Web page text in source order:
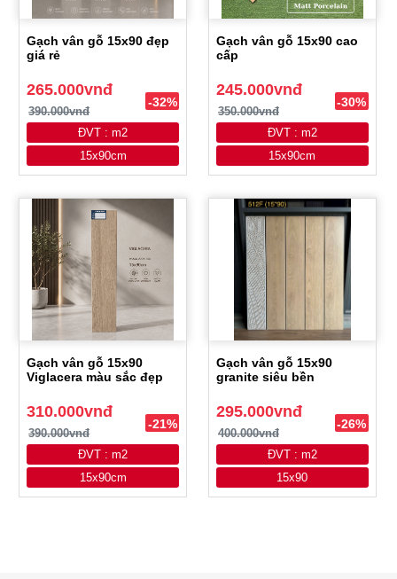
Gạch vân gỗ 15x90 đẹp
giá rẻ
265.000vnđ
390.000vnđ
-32%
ĐVT : m2
15x90cm
Gạch vân gỗ 15x90 cao
cấp
245.000vnđ
350.000vnđ
-30%
ĐVT : m2
15x90cm
Gạch vân gỗ 15x90
Viglacera màu sắc đẹp
310.000vnđ
390.000vnđ
-21%
ĐVT : m2
15x90cm
Gạch vân gỗ 15x90
granite siêu bền
295.000vnđ
400.000vnđ
-26%
ĐVT : m2
15x90